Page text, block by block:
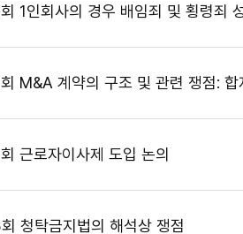
1인회사의 경우 배임죄 및 횡령죄
M&A 계약의 구조 및 관련 쟁점:
근로자이사제 도입 논의
청탁금지법의 해석상 쟁점